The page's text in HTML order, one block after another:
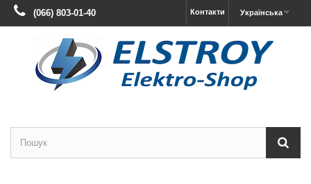
Українська
Контакти
(066) 803-01-40